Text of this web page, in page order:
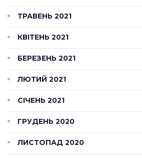
ТРАВЕНЬ 2021
КВІТЕНЬ 2021
БЕРЕЗЕНЬ 2021
ЛЮТИЙ 2021
СІЧЕНЬ 2021
ГРУДЕНЬ 2020
ЛИСТОПАД 2020